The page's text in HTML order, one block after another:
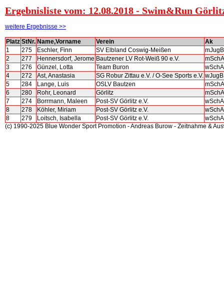
Ergebnisliste vom: 12.08.2018 - Swim&Run
weitere Ergebnisse >>
Platz StNr. Name,Vorname Verein
Ak
1
275 Eschler, Finn SV Elbland Coswig-Meißen
mJugB
2
277 Hennersdorf, Jerome Bautzener LV Rot-Weiß 90 e.V.
mSchA
3
276 Günzel, Lotta Team Buron
wSchA
4
272 Ast, Anastasia SG Robur Zittau e.V. / O-See Sports e.V. wJugB
5
284 Lange, Luis OSLV Bautzen
mSchA
6
280 Rohr, Leonard Görlitz
mSchA
7
274 Borrmann, Maleen Post-SV Görlitz e.V.
wSchA
8
278 Köhler, Miriam Post-SV Görlitz e.V.
wSchA
8
279 Loitsch, Isabella Post-SV Görlitz e.V.
wSchA
(c) 1990-2025 Blue Wonder Sport Promotion - Andreas Burow - Zeitnahme &